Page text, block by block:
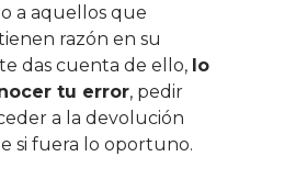
a aquellos que
razón en su
das cuenta de ello, lo
tu error, pedir
a la devolución
si fuera lo oportuno.